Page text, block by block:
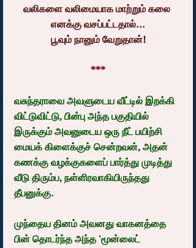
வலிகளை வலிமையாக மாற்றும் கலை
எனக்கு வசப்பட்டதால்...
பூவும் நானும் வேறுதான்!
***
வசுந்தராவை அவளுடைய வீட்டில் இறக்கி
விட்டுவிட்டு, பின்பு அந்த பகுதியில்
இருக்கும் அவனுடைய ஒரு நீட் பயிற்சி
மையக் கிளைக்குச் சென்றவன், அதன்
கணக்கு வழக்குகளைப் பார்த்து முடித்து
வீடு திரும்ப, நள்ளிரவாகியிருந்தது
தீபனுக்கு.
முந்தைய தினம் அவனது வாகனத்தை
பின் தொடர்ந்த அந்த 'மூன்லைட்